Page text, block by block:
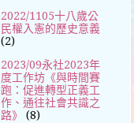
2022/1105十八歲公
民權入憲的歷史意義
(2)
2023/09永社2023年
度工作坊《與時間賽
跑：促進轉型正義工
作、通往社會共識之
路》
(8)